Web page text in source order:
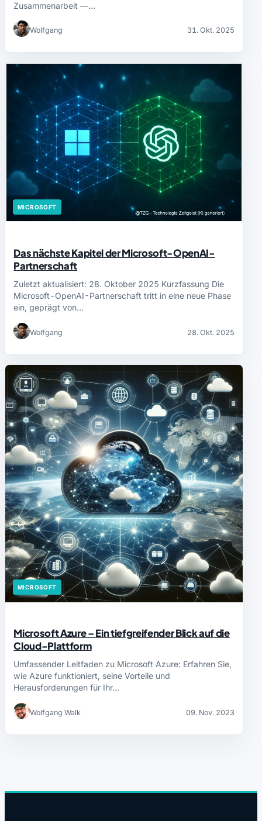
Zusammenarbeit —…
Wolfgang 31. Okt. 2025
MICROSOFT
Das nächste Kapitel der Microsoft-OpenAI-
Partnerschaft
Zuletzt aktualisiert: 28. Oktober 2025 Kurzfassung Die
Microsoft-OpenAI-Partnerschaft tritt in eine neue Phase
ein, geprägt von…
Wolfgang 28. Okt. 2025
MICROSOFT
Microsoft Azure – Ein tiefgreifender Blick auf die
Cloud-Plattform
Umfassender Leitfaden zu Microsoft Azure: Erfahren Sie,
wie Azure funktioniert, seine Vorteile und
Herausforderungen für Ihr…
Wolfgang Walk 09. Nov. 2023